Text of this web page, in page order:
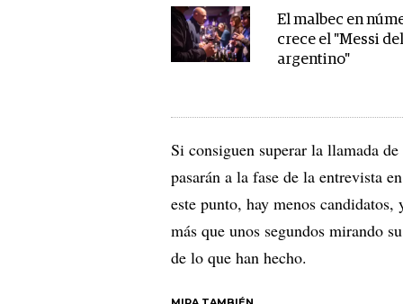
El malbec en
crece el "Messi
argentino"
Si consiguen superar la llamada
pasarán a la fase de la entrevista
este punto, hay menos
más que unos segundos mirando
de lo que han hecho.